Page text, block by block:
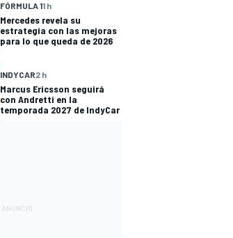
FÓRMULA 11 h
Mercedes revela su
estrategia con las mejoras
para lo que queda de 2026
INDYCAR2 h
Marcus Ericsson seguirá
con Andretti en la
temporada 2027 de IndyCar